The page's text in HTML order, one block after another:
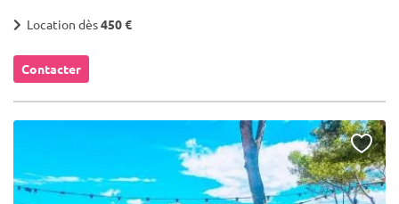
Location dès450 €
Contacter